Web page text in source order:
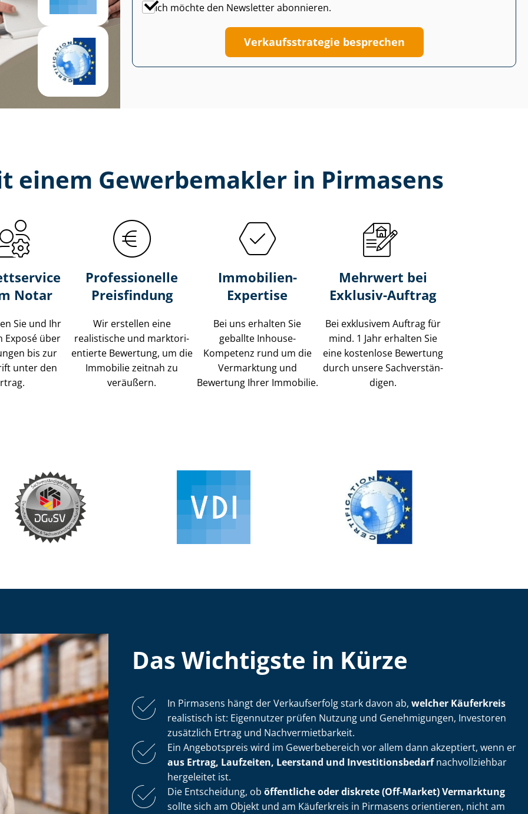
Ich möchte den Newsletter abonnieren.
Ver­kaufs­stra­te­gie besprechen
einem Gewerbemakler in Pirmasens
Notar
Sie und Ihr
Exposé über
bis zur
unter den
Professionelle
Preisfindung
Wir erstellen eine
realistische und markt­ori­
en­tier­te Bewertung, um die
Immobilie zeitnah zu
veräußern.
Immobilien-
Expertise
Bei uns erhalten Sie
geballte Inhouse-
Kompetenz rund um die
Vermarktung und
Bewertung Ihrer Immobilie.
Mehrwert bei
Exklusiv-Auftrag
Bei exklusivem Auftrag für
mind. 1 Jahr erhalten Sie
eine kostenlose Bewertung
durch unsere Sach­ver­stän­
di­gen.
Das Wichtigste in Kürze
In Pirmasens hängt der Verkaufserfolg stark davon ab, welcher Käuferkreis
realistisch ist: Eigennutzer prüfen Nutzung und Genehmigungen, Investoren
zusätzlich Ertrag und Nach­ver­miet­bar­keit.
Ein Angebotspreis wird im Gewerbebereich vor allem dann akzeptiert, wenn er
aus Ertrag, Laufzeiten, Leerstand und In­ves­ti­ti­ons­be­darfnachvollziehbar
hergeleitet ist.
Die Entscheidung, ob öffentliche oder diskrete (Off-Market) Vermarktung
sollte sich am Objekt und am Käuferkreis in Pirmasens orientieren, nicht am